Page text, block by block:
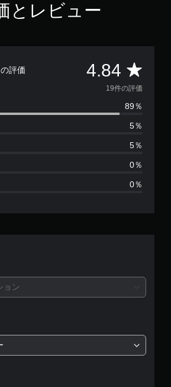
とレビュー
評価 4.84 評
価
数
は
9
5
段
19件の評価
89％
5％
5％
0％
0％
ョン